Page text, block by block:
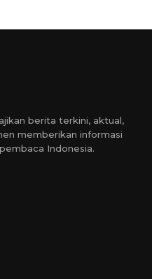
berita terkini, aktual,
memberikan informasi
Indonesia.